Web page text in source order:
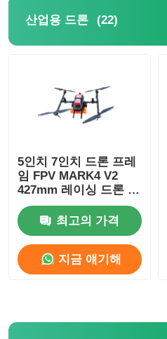
반대 드론 장치
레이저 거리측정기
산업용 드론 (22)
5인치 7인치 드론 프레
임 FPV MARK4 V2
427mm 레이싱 드론 4
축
최고의 가격
지금 얘기해